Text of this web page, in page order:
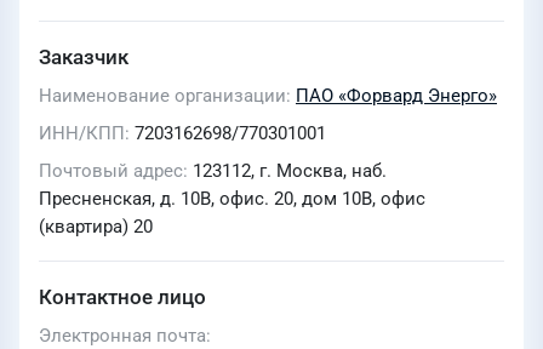
Заказчик
Наименование организации ПАО «Форвард Энерго»
ИНН/КПП 7203162698/770301001
Почтовый адрес 123112, г. Москва, наб.
Пресненская, д. 10В, офис. 20, дом 10В, офис
(квартира) 20
Контактное лицо
Электронная почта